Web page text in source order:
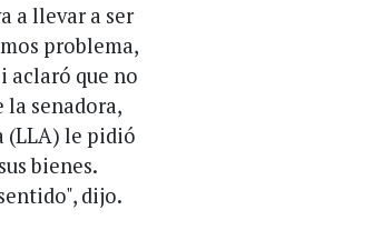
a llevar a ser
problema,
aclaró que no
la senadora,
(LLA) le pidió
bienes.
dijo.